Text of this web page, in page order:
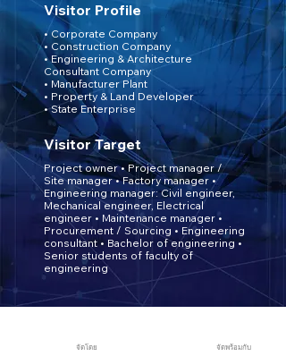
Visitor Profile
• Corporate Company
• Construction Company
• Engineering & Architecture
Consultant Company
• Manufacturer Plant
• Property & Land Developer
• State Enterprise
Visitor Target
Project owner • Project manager /
Site manager • Factory manager •
Engineering manager: Civil engineer,
Mechanicalengineer, Electrical
engineer • Maintenance manager •
Procurement / Sourcing • Engineering
consultant • Bachelor of engineering •
Senior students of faculty of
engineering
จัดโดย จัดพร้อมกับ